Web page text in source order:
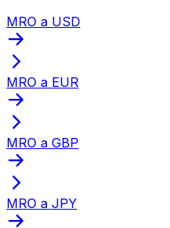
MRO a USD
MRO a EUR
MRO a GBP
MRO a JPY